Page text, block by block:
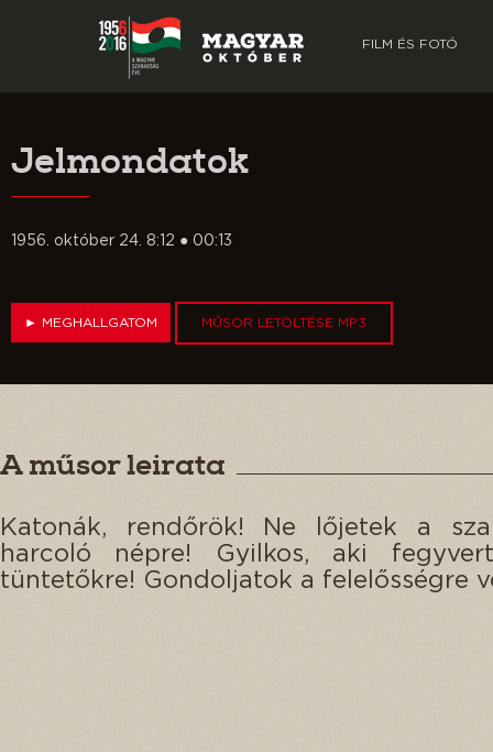
FILM ÉS FOTÓ
Jelmondatok
1956. október 24. 8:12 ● 00:13
► MEGHALLGATOM MŰSOR LETÖLTÉSE MP3
A műsor leirata
Katonák, rendőrök! Ne lőjetek a
harcoló népre! Gyilkos, aki
tüntetőkre! Gondoljatok a felelősségre